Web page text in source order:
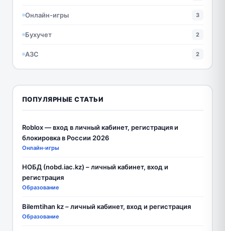
Онлайн-игры 3
Бухучет 2
АЗС 2
ПОПУЛЯРНЫЕ СТАТЬИ
Roblox — вход в личный кабинет, регистрация и
блокировка в России 2026
Онлайн-игры
НОБД (nobd.iac.kz) – личный кабинет, вход и
регистрация
Образование
Bilemtihan kz – личный кабинет, вход и регистрация
Образование